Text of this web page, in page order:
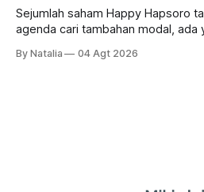
Sejumlah saham Happy Hapsoro
agenda cari tambahan modal, ada
gimana prospeknya?
By Natalia 04 Agt 2026